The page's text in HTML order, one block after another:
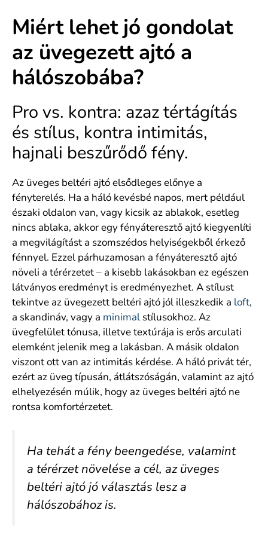
Miért lehet jó gondolat
az üvegezett ajtó a
hálószobába?
Pro vs. kontra: azaz tértágítás
és stílus, kontra intimitás,
hajnali beszűrődő fény.
Az üveges beltéri ajtó elsődleges előnye a
fényterelés. Ha a háló kevésbé napos, mert például
északi oldalon van, vagy kicsik az ablakok, esetleg
nincs ablaka, akkor egy fényáteresztő ajtó kiegyenlíti
a megvilágítást a szomszédos helyiségekből érkező
fénnyel. Ezzel párhuzamosan a fényáteresztő ajtó
növeli a térérzetet – a kisebb lakásokban ez egészen
látványos eredményt is eredményezhet. A stílust
tekintve az üvegezett beltéri ajtó jól illeszkedik a loft,
a skandináv, vagy a minimal stílusokhoz. Az
üvegfelület tónusa, illetve textúrája is erős arculati
elemként jelenik meg a lakásban. A másik oldalon
viszont ott van az intimitás kérdése. A háló privát tér,
ezért az üveg típusán, átlátszóságán, valamint az ajtó
elhelyezésén múlik, hogy az üveges beltéri ajtó ne
rontsa komfortérzetet.
Ha tehát a fény beengedése, valamint
a térérzet növelése a cél, az üveges
beltéri ajtó jó választás lesz a
hálószobához is.